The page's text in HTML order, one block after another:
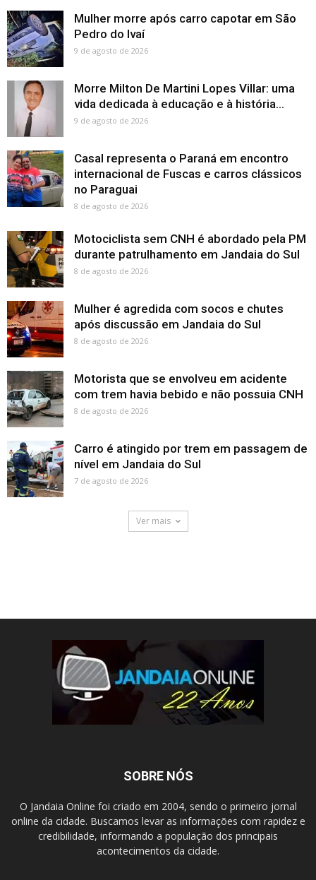
Mulher morre após carro capotar em São
Pedro do Ivaí
9 de agosto de 2026
Morre Milton De Martini Lopes Villar: uma
vida dedicada à educação e à história...
9 de agosto de 2026
Casal representa o Paraná em encontro
internacional de Fuscas e carros clássicos
no Paraguai
8 de agosto de 2026
Motociclista sem CNH é abordado pela PM
durante patrulhamento em Jandaia do Sul
8 de agosto de 2026
Mulher é agredida com socos e chutes
após discussão em Jandaia do Sul
8 de agosto de 2026
Motorista que se envolveu em acidente
com trem havia bebido e não possuia CNH
8 de agosto de 2026
Carro é atingido por trem em passagem de
nível em Jandaia do Sul
7 de agosto de 2026
Ver mais
SOBRE NÓS
O Jandaia Online foi criado em 2004, sendo o primeiro jornal
online da cidade. Buscamos levar as informações com rapidez e
credibilidade, informando a população dos principais
acontecimentos da cidade.